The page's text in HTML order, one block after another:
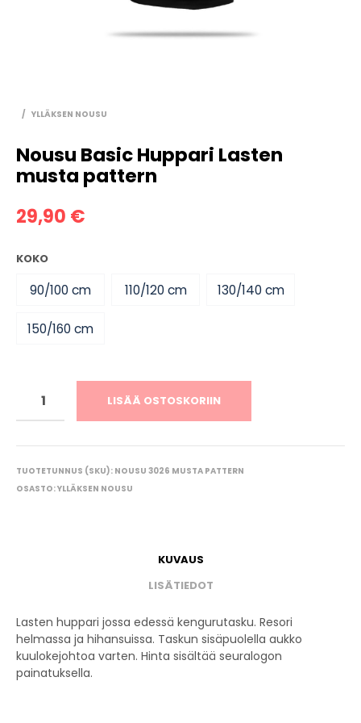
/ YLLÄKSEN NOUSU
Nousu Basic Huppari Lasten
musta pattern
29,90 €
KOKO
90/100 cm 110/120 cm 130/140 cm
150/160 cm
LISÄÄ OSTOSKORIIN
TUOTETUNNUS (SKU): NOUSU 3026 MUSTA PATTERN
OSASTO:YLLÄKSEN NOUSU
KUVAUS
LISÄTIEDOT
Lasten huppari jossa edessä kengurutasku. Resori
helmassa ja hihansuissa. Taskun sisäpuolella aukko
kuulokejohtoa varten. Hinta sisältää seuralogon
painatuksella.